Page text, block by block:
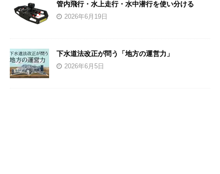
管内飛行・水上走行・水中潜行を使い分ける
2026年6月19日
下水道法改正が問う「地方の運営力」
2026年6月5日